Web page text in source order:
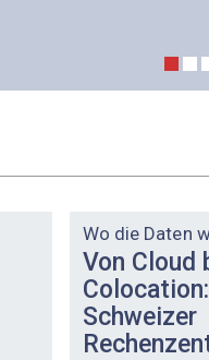
Wo die Daten
Von Cloud
Schweizer